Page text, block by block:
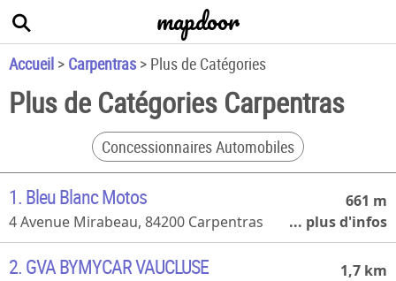
mapdoor
Accueil > Carpentras > Plus de Catégories
Plus de Catégories Carpentras
Concessionnaires Automobiles
1. Bleu Blanc Motos
661 m
4 Avenue Mirabeau, 84200 Carpentras
04 90 63 15 18
2. GVA BYMYCAR VAUCLUSE
1,7 km
−